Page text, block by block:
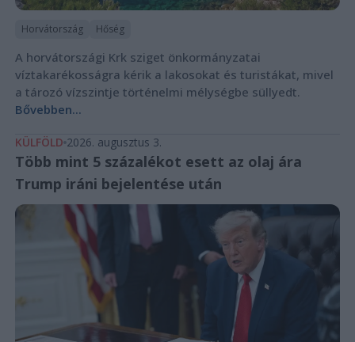
Horvátország Hőség
A horvátországi Krk sziget önkormányzatai
víztakarékosságra kérik a lakosokat és turistákat, mivel
a tározó vízszintje történelmi mélységbe süllyedt.
Bővebben...
KÜLFÖLD 2026. augusztus 3.
Több mint 5 százalékot esett az olaj ára
Trump iráni bejelentése után